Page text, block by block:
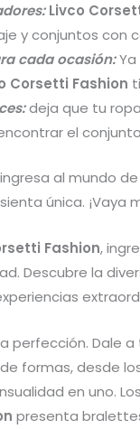
Livco
y conjuntos con
cada ocasión:Ya
Corsetti Fashion
deja que tu
el
al mundo
única.
Fashion,
Descubre la
perfección. Dale
formas, desde
en uno.
presenta